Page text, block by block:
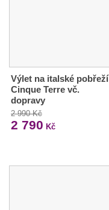
Výlet na italské pobřeží
Cinque Terre vč.
dopravy
2 990 Kč
2 790 Kč